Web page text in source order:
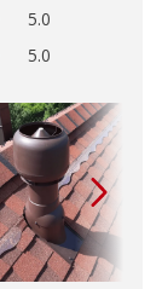
5.0
5.0